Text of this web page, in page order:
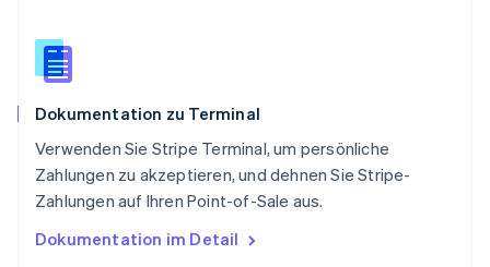
Dokumentation zu Terminal
Verwenden Sie Stripe Terminal, um persönliche
Zahlungen zu akzeptieren, und dehnen Sie Stripe-
Zahlungen auf Ihren Point-of-Sale aus.
Dokumentation im Detail
China
English
EspañolEnglish
Thailand
Tschechische Republik
English
English